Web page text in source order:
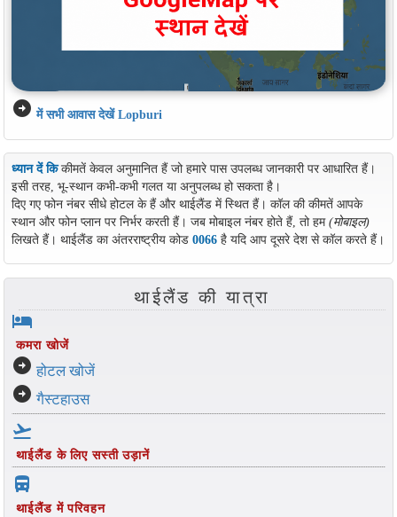
arrow_circle_right में सभी आवास देखें Lopburi
ध्यान दें किकीमतें केवल अनुमानित हैं जो हमारे पास उपलब्ध जानकारी पर आधारित हैं।
इसी तरह, भू-स्थान कभी-कभी गलत या अनुपलब्ध हो सकता है।
दिए गए फोन नंबर सीधे होटल के हैं और थाईलैंड में स्थित हैं। कॉल की कीमतें आपके
स्थान और फोन प्लान पर निर्भर करती हैं। जब मोबाइल नंबर होते हैं, तो हम(मोबाइल)
लिखते हैं। थाईलैंड का अंतरराष्ट्रीय कोड 0066है यदि आप दूसरे देश से कॉल करते हैं।
थाईलैंड की यात्रा
hotel
कमरा खोजें
arrow_circle_right होटल खोजें
arrow_circle_right गैस्टहाउस
flight_takeoff
थाईलैंड के लिए सस्ती उड़ानें
directions_bus_filled
थाईलैंड में परिवहन